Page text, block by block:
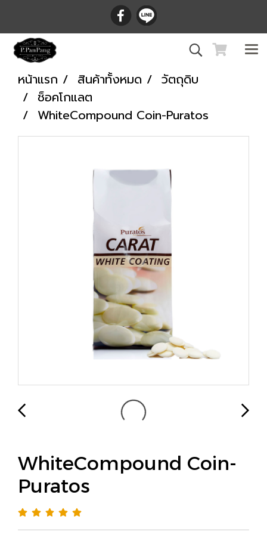
หน้าแรก สินค้าทั้งหมด
วัตถุดิบ
ช็อคโกแลต
WhiteCompound Coin-Puratos
WhiteCompound Coin-
Puratos